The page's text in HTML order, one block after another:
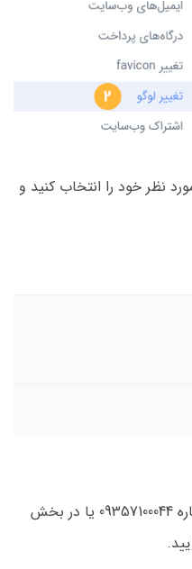
نظر خود را انتخاب کنید و
هرگونه سوال را در واتس اپ با شماره 09357100044 یا در بخش